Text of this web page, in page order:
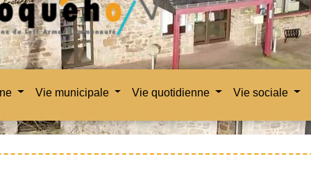
Vie municipale Vie quotidienne Vie sociale